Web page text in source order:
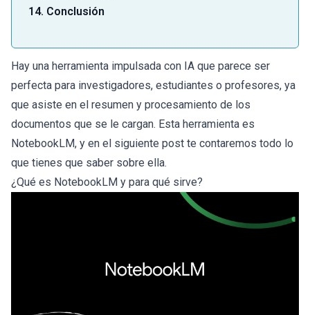
14. Conclusión
Hay una herramienta impulsada con IA que parece ser
perfecta para investigadores, estudiantes o profesores, ya
que asiste en el resumen y procesamiento de los
documentos que se le cargan. Esta herramienta es
NotebookLM, y en el siguiente post te contaremos todo lo
que tienes que saber sobre ella.
¿Qué es NotebookLM y para qué sirve?